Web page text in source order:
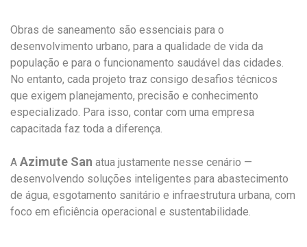
Obras de saneamento são essenciais para o
desenvolvimento urbano, para a qualidade de vida da
população e para o funcionamento saudável das cidades.
No entanto, cada projeto traz consigo desafios técnicos
que exigem planejamento, precisão e conhecimento
especializado. Para isso, contar com uma empresa
capacitada faz toda a diferença.
A Azimute San atua justamente nesse cenário —
desenvolvendo soluções inteligentes para abastecimento
de água, esgotamento sanitário e infraestrutura urbana, com
foco em eficiência operacional e sustentabilidade.